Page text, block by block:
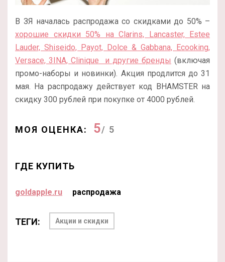
В ЗЯ началась распродажа со скидками до 50% –
хорошие скидки 50% на Clarins, Lancaster, Estee
Lauder, Shiseido, Payot, Dolce & Gabbana, Ecooking,
Versace, 3INA, Clinique и другие бренды (включая
промо-наборы и новинки). Акция продлится до 31
мая. На распродажу действует код BHAMSTER на
скидку 300 рублей при покупке от 4000 рублей.
МОЯ ОЦЕНКА: 5/ 5
ГДЕ КУПИТЬ
goldapple.ru распродажа
ТЕГИ: Акции и скидки